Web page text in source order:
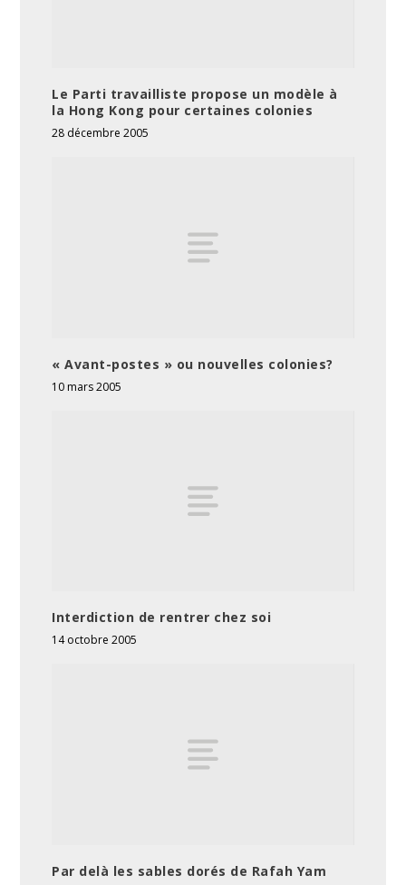
Le Parti travailliste propose un modèle à
la Hong Kong pour certaines colonies
28 décembre 2005
« Avant-postes » ou nouvelles colonies?
10 mars 2005
Interdiction de rentrer chez soi
14 octobre 2005
Par delà les sables dorés de Rafah Yam